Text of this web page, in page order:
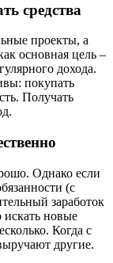
средства
проекты, а
основная цель –
дохода.
покупать
Получать
Однако если
(с
заработок
искать новые
Когда с
другие.